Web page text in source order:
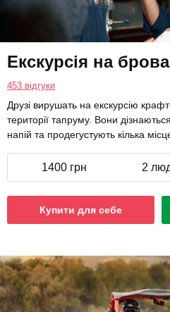
Екскурсія на
453 відгуки
Друзі вирушать на екскурсію
території тапруму. Вони
напій та продегустують кілька
1400 грн 2
Купити для себе